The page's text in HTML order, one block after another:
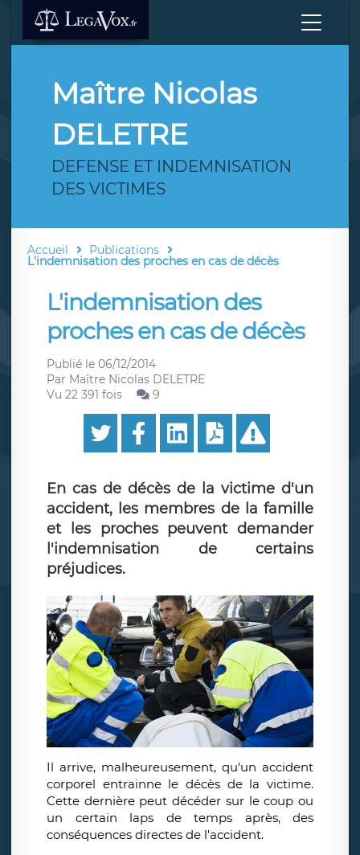
Maître Nicolas
DELETRE
DEFENSE ET INDEMNISATION
DES VICTIMES
Accueil Publications
L'indemnisation des proches en cas de décès
L'indemnisation des
proches en cas de décès
Publié le 06/12/2014
Par Maître Nicolas DELETRE
Vu 22 391 fois
9
En cas de décès de la victime d'un
accident, les membres de la famille
et les proches peuvent demander
l'indemnisation de certains
préjudices.
Il arrive, malheureusement, qu'un accident
corporel entrainne le décès de la victime.
Cette dernière peut décéder sur le coup ou
un certain laps de temps après, des
conséquences directes de l'accident.